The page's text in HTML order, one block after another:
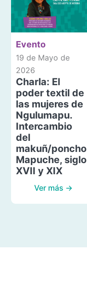
Evento
19 de Mayo de
2026
Charla: El
poder textil de
las mujeres de
Ngulumapu.
Intercambio
del
makuñ/poncho
Mapuche, siglo
XVII y XIX
Ver más →